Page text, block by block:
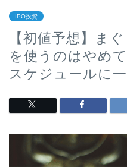
IPO投資
【初値予想】ま
を使うのはやめ
スケジュールに